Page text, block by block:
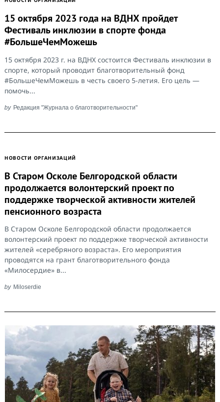
15 октября 2023 года на ВДНХ пройдет
Фестиваль инклюзии в спорте фонда
#БольшеЧемМожешь
15 октября 2023 г. на ВДНХ состоится Фестиваль инклюзии в
спорте, который проводит благотворительный фонд
#БольшеЧемМожешь в честь своего 5-летия. Его цель —
помочь...
by Редакция "Журнала о благотворительности"
НОВОСТИ ОРГАНИЗАЦИЙ
В Старом Осколе Белгородской области
продолжается волонтерский проект по
поддержке творческой активности жителей
пенсионного возраста
В Старом Осколе Белгородской области продолжается
волонтерский проект по поддержке творческой активности
жителей «серебряного возраста». Его мероприятия
проводятся на грант благотворительного фонда
«Милосердие» в...
by Miloserdie
Search
for: